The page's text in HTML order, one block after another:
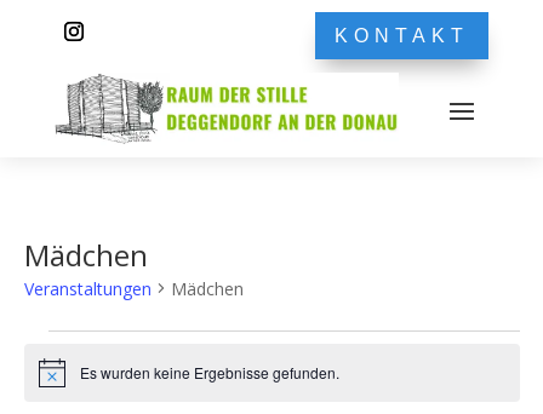
KONTAKT
Mädchen
Veranstaltungen Mädchen
Veranstaltungen
HinweisEs wurden keine Ergebnisse gefunden.